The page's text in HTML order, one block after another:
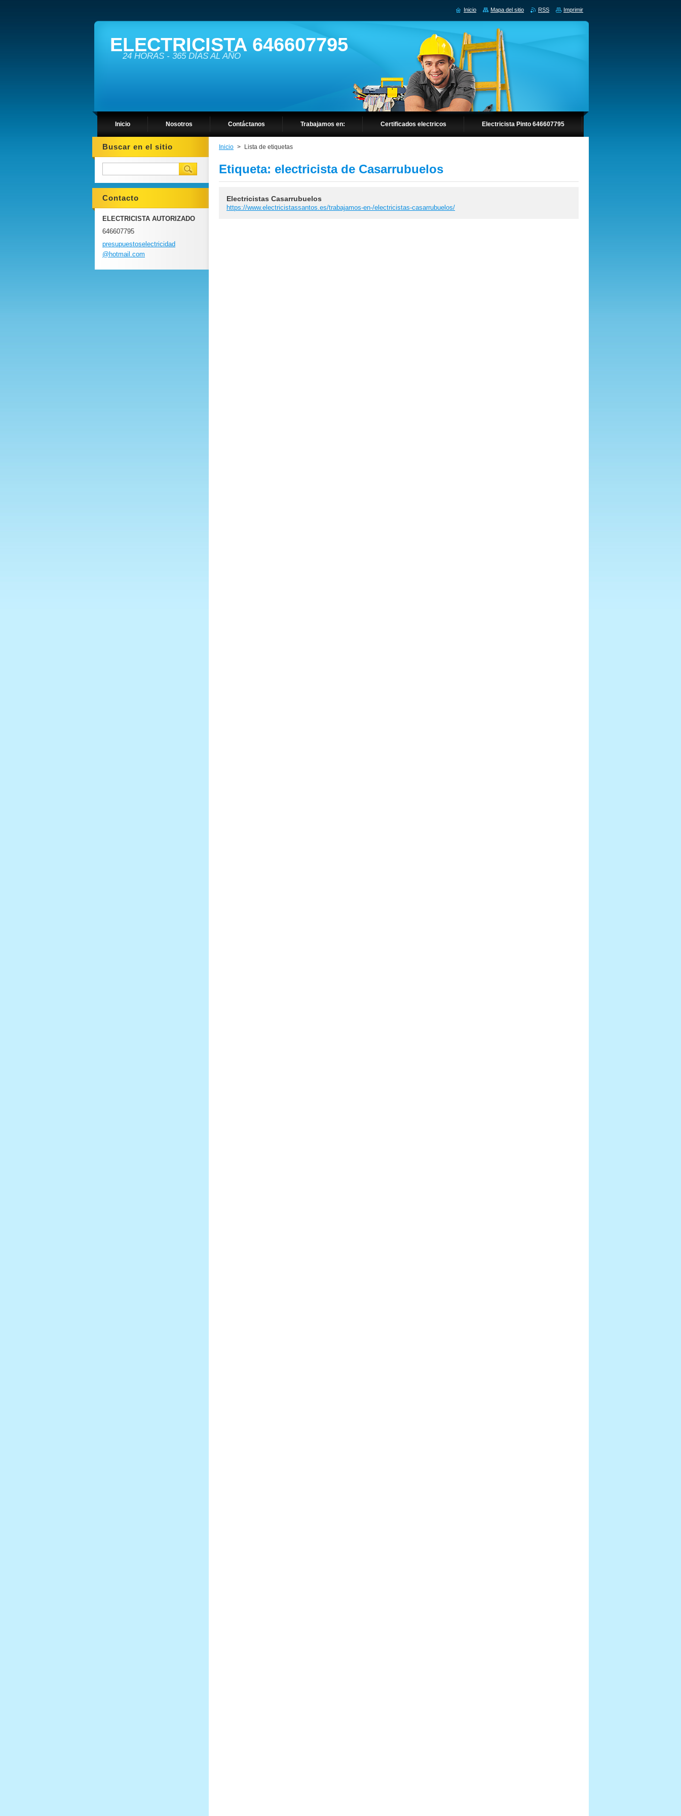
ELECTRICISTA 646607795
24 HORAS - 365 DÍAS AL AÑO
Inicio Nosotros Contáctanos Trabajamos en: Certificados electricos Electricista Pinto 646607795
Inicio > Lista de etiquetas
Etiqueta: electricista de Casarrubuelos
Electricistas Casarrubuelos
https://www.electricistassantos.es/trabajamos-en-/electricistas-casarrubuelos/
Buscar en el sitio
Contacto
ELECTRICISTA AUTORIZADO
646607795
presupuestoselectricidad
@hotmail .com
Inicio Mapa del sitio RSS Imprimir